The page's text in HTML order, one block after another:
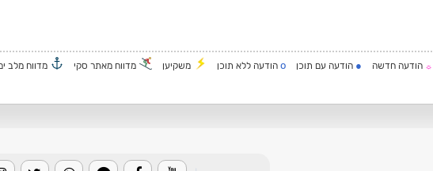
☼ הודעה חדשה ● הודעה עם תוכן o הודעה ללא תוכן משקיען מדווח מאתר סקי מדווח מלב